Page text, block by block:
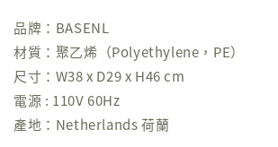
品牌：BASENL
材質：聚乙烯（Polyethylene，PE）
尺寸：W38 x D29 x H46 cm
電源 : 110V 60Hz
產地：Netherlands 荷蘭